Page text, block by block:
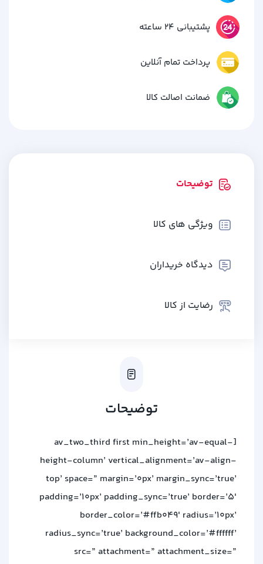
پشتیبانی 24 ساعته
پرداخت تمام آنلاین
ضمانت اصالت کالا
توضیحات
ویژگی های کالا
دیدگاه خریداران
رضایت از کالا
توضیحات
[av_two_third first min_height=’av-equal-
height-column’ vertical_alignment=’av-align-
top’ space=” margin=’0px’ margin_sync=’true’
padding=’10px’ padding_sync=’true’ border=’5′
border_color=’#ffb049′ radius=’10px’
radius_sync=’true’ background_color=’#ffffff’
src=” attachment=” attachment_size=”